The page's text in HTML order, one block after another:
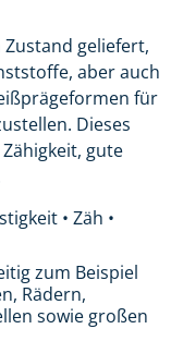
geliefert,
aber auch
für
Dieses
gute
• Zäh •
zum Beispiel
Rädern,
sowie großen